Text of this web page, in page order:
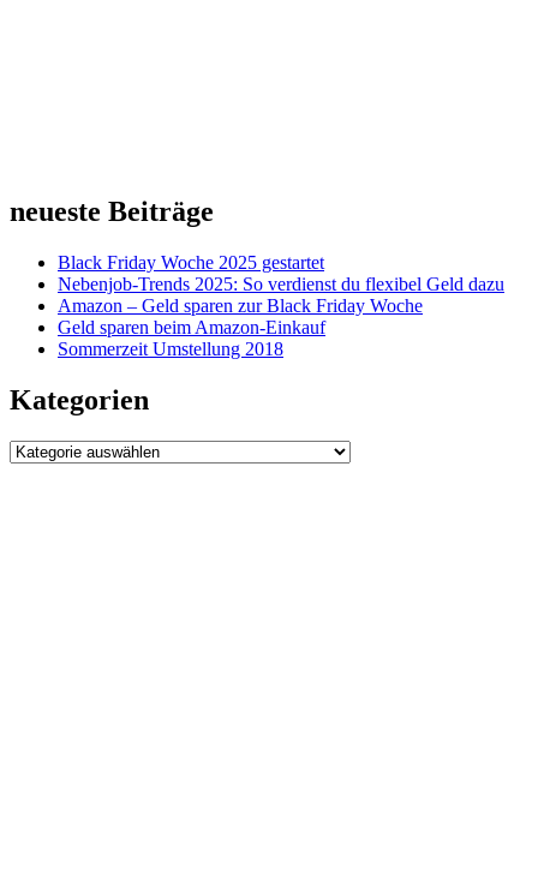
neueste Beiträge
Black Friday Woche 2025 gestartet
Nebenjob-Trends 2025: So verdienst du flexibel Geld dazu
Amazon – Geld sparen zur Black Friday Woche
Geld sparen beim Amazon-Einkauf
Sommerzeit Umstellung 2018
Kategorien
Kategorien